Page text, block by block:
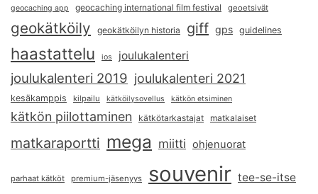
geocaching app geocaching international film festival geoetsivät
geokätköily geokätköilyn historia giff gps guidelines
haastattelu ios joulukalenteri
joulukalenteri 2019 joulukalenteri 2021
kesäkamppis kilpailu kätköilysovellus kätkön etsiminen
kätkön piilottaminen kätkötarkastajat matkalaiset
matkaraportti mega miitti ohjenuorat
parhaat kätköt premium-jäsenyys souvenir tee-se-itse